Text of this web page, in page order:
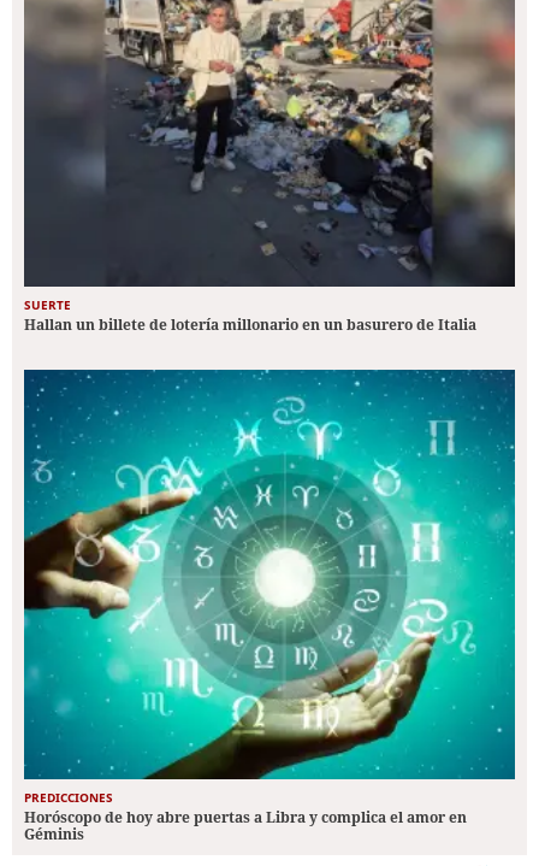
SUERTE
Hallan un billete de lotería millonario en un basurero de Italia
PREDICCIONES
Horóscopo de hoy abre puertas a Libra y complica el amor en
Géminis